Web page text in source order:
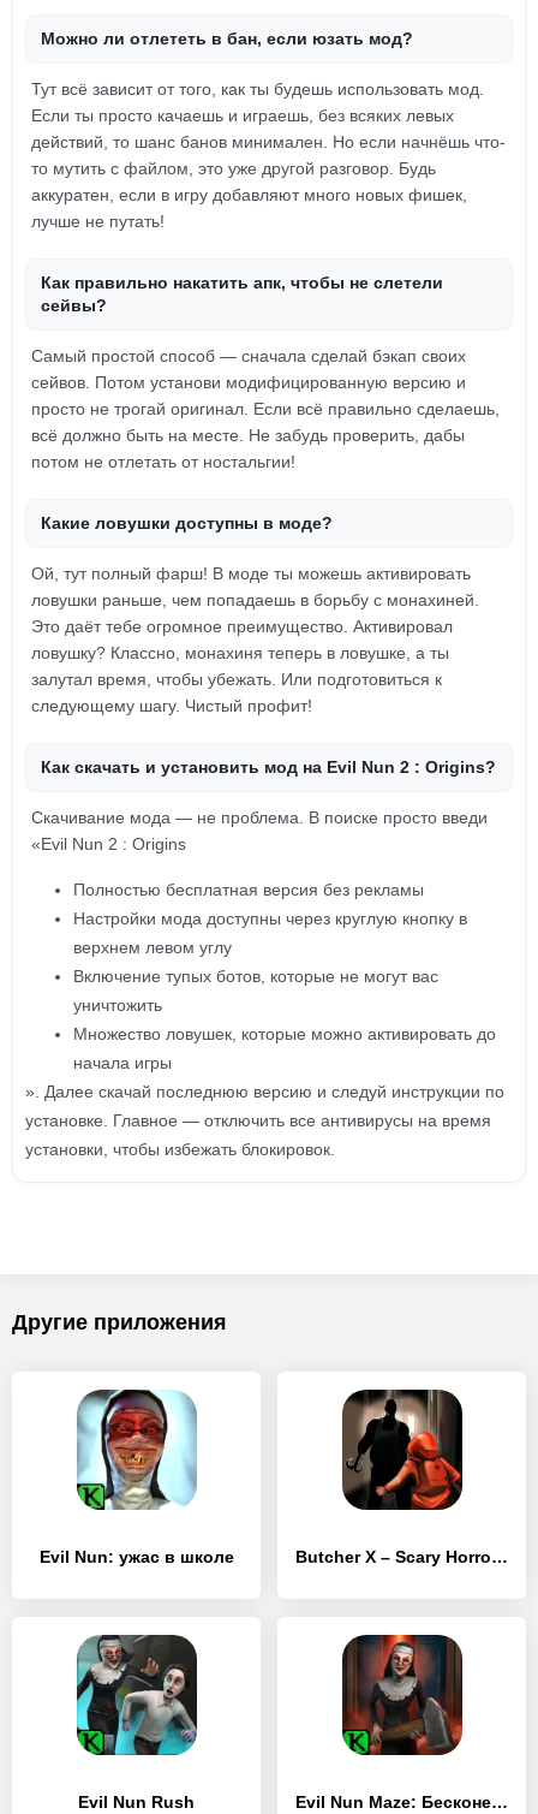
Можно ли отлететь в бан, если юзать мод?
Тут всё зависит от того, как ты будешь использовать мод.
Если ты просто качаешь и играешь, без всяких левых
действий, то шанс банов минимален. Но если начнёшь что-
то мутить с файлом, это уже другой разговор. Будь
аккуратен, если в игру добавляют много новых фишек,
лучше не путать!
Как правильно накатить апк, чтобы не слетели
сейвы?
Самый простой способ — сначала сделай бэкап своих
сейвов. Потом установи модифицированную версию и
просто не трогай оригинал. Если всё правильно сделаешь,
всё должно быть на месте. Не забудь проверить, дабы
потом не отлетать от ностальгии!
Какие ловушки доступны в моде?
Ой, тут полный фарш! В моде ты можешь активировать
ловушки раньше, чем попадаешь в борьбу с монахиней.
Это даёт тебе огромное преимущество. Активировал
ловушку? Классно, монахиня теперь в ловушке, а ты
залутал время, чтобы убежать. Или подготовиться к
следующему шагу. Чистый профит!
Как скачать и установить мод на Evil Nun 2 : Origins?
Скачивание мода — не проблема. В поиске просто введи
«Evil Nun 2 : Origins
Полностью бесплатная версия без рекламы
Настройки мода доступны через круглую кнопку в
верхнем левом углу
Включение тупых ботов, которые не могут вас
уничтожить
Множество ловушек, которые можно активировать до
начала игры
». Далее скачай последнюю версию и следуй инструкции по
установке. Главное — отключить все антивирусы на время
установки, чтобы избежать блокировок.
Другие приложения
Evil Nun: ужас в школе Butcher X – Scary Horror Game/Escape from hospital
Evil Nun Rush Evil Nun Maze: Бесконечный побег